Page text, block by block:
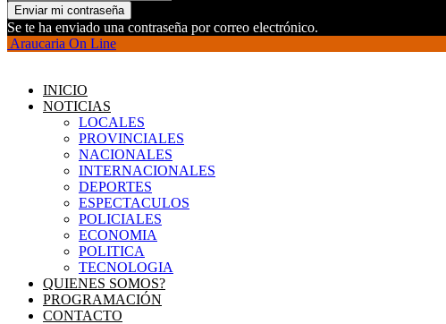
Se te ha enviado una contraseña por correo electrónico.
Araucaria On Line
INICIO
NOTICIAS
LOCALES
PROVINCIALES
NACIONALES
INTERNACIONALES
DEPORTES
ESPECTACULOS
POLICIALES
ECONOMIA
POLITICA
TECNOLOGIA
QUIENES SOMOS?
PROGRAMACIÓN
CONTACTO